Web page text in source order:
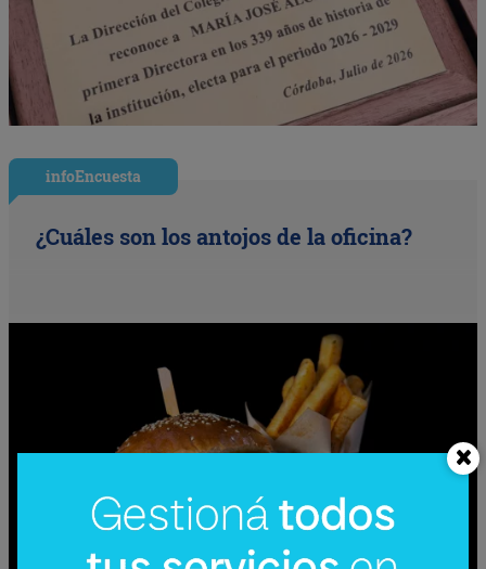
infoEncuesta
¿Cuáles son los antojos de la oficina?